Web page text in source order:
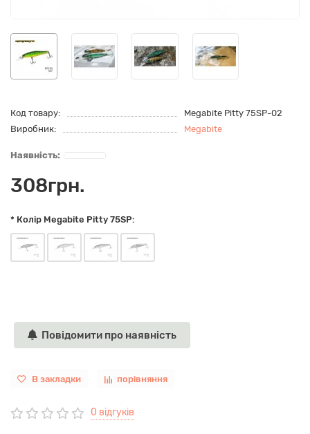
Код товару:
Megabite Pitty 75SP-02
Виробник:
Megabite
308грн.
* Колір Megabite Pitty 75SP:
Повідомити про наявність
В закладки порівняння
0 відгуків